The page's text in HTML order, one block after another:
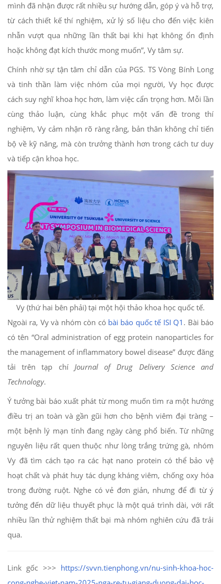
mình đã nhận được rất nhiều sự hướng dẫn, góp ý và hỗ trợ,
từ cách thiết kế thí nghiệm, xử lý số liệu cho đến việc kiên
nhẫn vượt qua những lần thất bại khi hạt không ổn định
hoặc không đạt kích thước mong muốn”, Vy tâm sự.
Chính nhờ sự tận tâm chỉ dẫn của PGS. TS Vòng Bính Long
và tinh thần làm việc nhóm của mọi người, Vy học được
cách suy nghĩ khoa học hơn, làm việc cẩn trọng hơn. Mỗi lần
cùng thảo luận, cùng khắc phục một vấn đề trong thí
nghiệm, Vy cảm nhận rõ ràng rằng, bản thân không chỉ tiến
bộ về kỹ năng, mà còn trưởng thành hơn trong cách tư duy
và tiếp cận khoa học.
Vy (thứ hai bên phải) tại một hội thảo khoa học quốc tế.
Ngoài ra, Vy và nhóm còn có bài báo quốc tế ISI Q1 . Bài báo
có tên “Oral administration of egg protein nanoparticles for
the management of inflammatory bowel disease” được đăng
tải trên tạp chíJournal of Drug Delivery Science and
Technology.
Ý tưởng bài báo xuất phát từ mong muốn tìm ra một hướng
điều trị an toàn và gần gũi hơn cho bệnh viêm đại tràng –
một bệnh lý mạn tính đang ngày càng phổ biến. Từ những
nguyên liệu rất quen thuộc như lòng trắng trứng gà, nhóm
Vy đã tìm cách tạo ra các hạt nano protein có thể bảo vệ
hoạt chất và phát huy tác dụng kháng viêm, chống oxy hóa
trong đường ruột. Nghe có vẻ đơn giản, nhưng để đi từ ý
tưởng đến dữ liệu thuyết phục là một quá trình dài, với rất
nhiều lần thử nghiệm thất bại mà nhóm nghiên cứu đã trải
qua.
Link gốc >>> https://svvn.tienphong.vn/nu-sinh-khoa-hoc-